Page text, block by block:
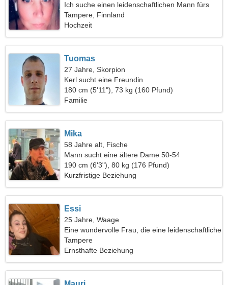
Ich suche einen leidenschaftlichen Mann fürs
Leben
Tampere, Finnland
Hochzeit
Tuomas
27 Jahre, Skorpion
Kerl sucht eine Freundin
180 cm (5'11"), 73 kg (160 Pfund)
Familie
Mika
58 Jahre alt, Fische
Mann sucht eine ältere Dame 50-54
190 cm (6'3"), 80 kg (176 Pfund)
Kurzfristige Beziehung
Essi
25 Jahre, Waage
Eine wundervolle Frau, die eine leidenschaftliche
Beziehung sucht
Tampere
Ernsthafte Beziehung